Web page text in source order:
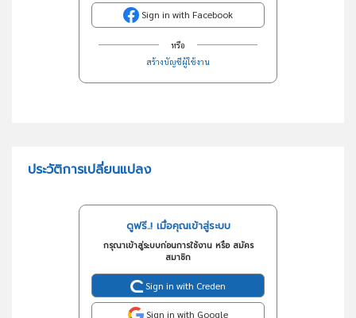
Sign in with Facebook
หรือ
สร้างบัญชีผู้ใช้งาน
ประวัติการเปลี่ยนแปลง
ดูฟรี..! เมื่อคุณเข้าสู่ระบบ
กรุณาเข้าสู่ระบบก่อนการใช้งาน หรือ สมัคร
สมาชิก
Sign in with Creden
Sign in with Google